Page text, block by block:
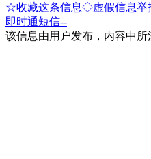
☆收藏这条信息◇虚假信息举
即时通短信--
该信息由用户发布，内容中